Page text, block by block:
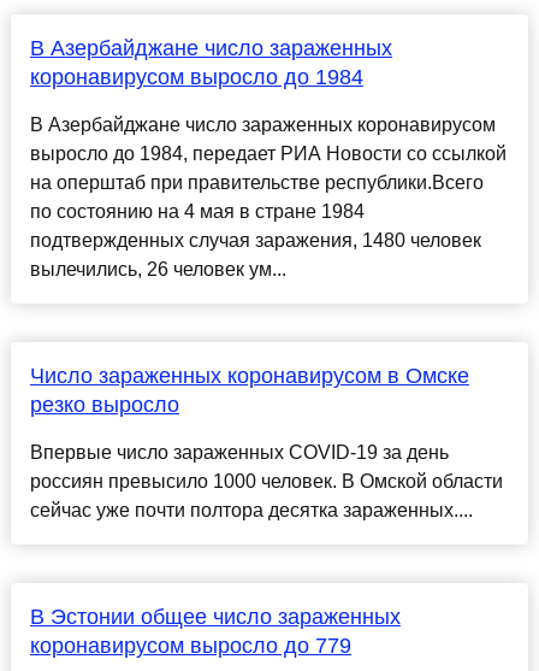
В Азербайджане число зараженных
коронавирусом выросло до 1984
В Азербайджане число зараженных коронавирусом
выросло до 1984, передает РИА Новости со ссылкой
на оперштаб при правительстве республики.Всего
по состоянию на 4 мая в стране 1984
подтвержденных случая заражения, 1480 человек
вылечились, 26 человек ум...
Число зараженных коронавирусом в Омске
резко выросло
Впервые число зараженных COVID-19 за день
россиян превысило 1000 человек. В Омской области
сейчас уже почти полтора десятка зараженных....
В Эстонии общее число зараженных
коронавирусом выросло до 779